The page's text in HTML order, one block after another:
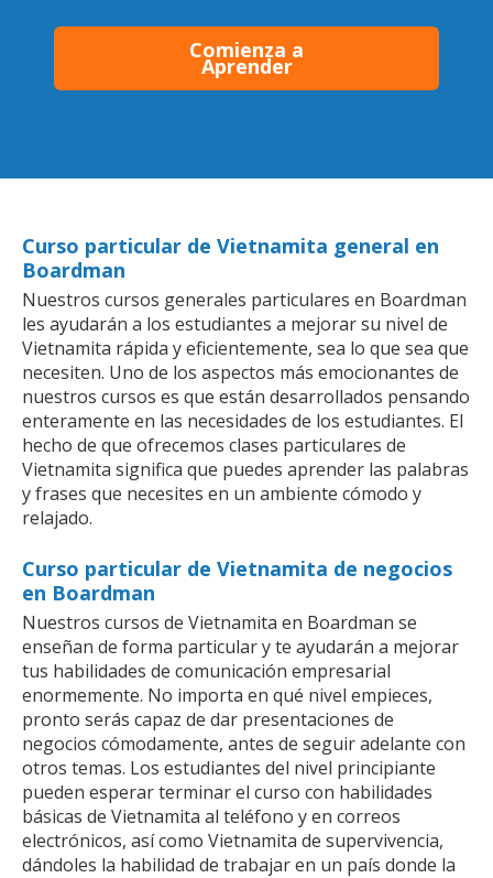
Comienza a
Aprender
Curso particular de Vietnamita general en
Boardman
Nuestros cursos generales particulares en Boardman
les ayudarán a los estudiantes a mejorar su nivel de
Vietnamita rápida y eficientemente, sea lo que sea que
necesiten. Uno de los aspectos más emocionantes de
nuestros cursos es que están desarrollados pensando
enteramente en las necesidades de los estudiantes. El
hecho de que ofrecemos clases particulares de
Vietnamita significa que puedes aprender las palabras
y frases que necesites en un ambiente cómodo y
relajado.
Curso particular de Vietnamita de negocios
en Boardman
Nuestros cursos de Vietnamita en Boardman se
enseñan de forma particular y te ayudarán a mejorar
tus habilidades de comunicación empresarial
enormemente. No importa en qué nivel empieces,
pronto serás capaz de dar presentaciones de
negocios cómodamente, antes de seguir adelante con
otros temas. Los estudiantes del nivel principiante
pueden esperar terminar el curso con habilidades
básicas de Vietnamita al teléfono y en correos
electrónicos, así como Vietnamita de supervivencia,
dándoles la habilidad de trabajar en un país donde la